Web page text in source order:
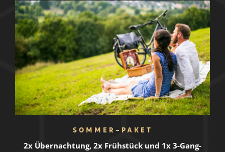
SOMMER-PAKET
2x Übernachtung, 2x Frühstück und 1x 3-Gang-